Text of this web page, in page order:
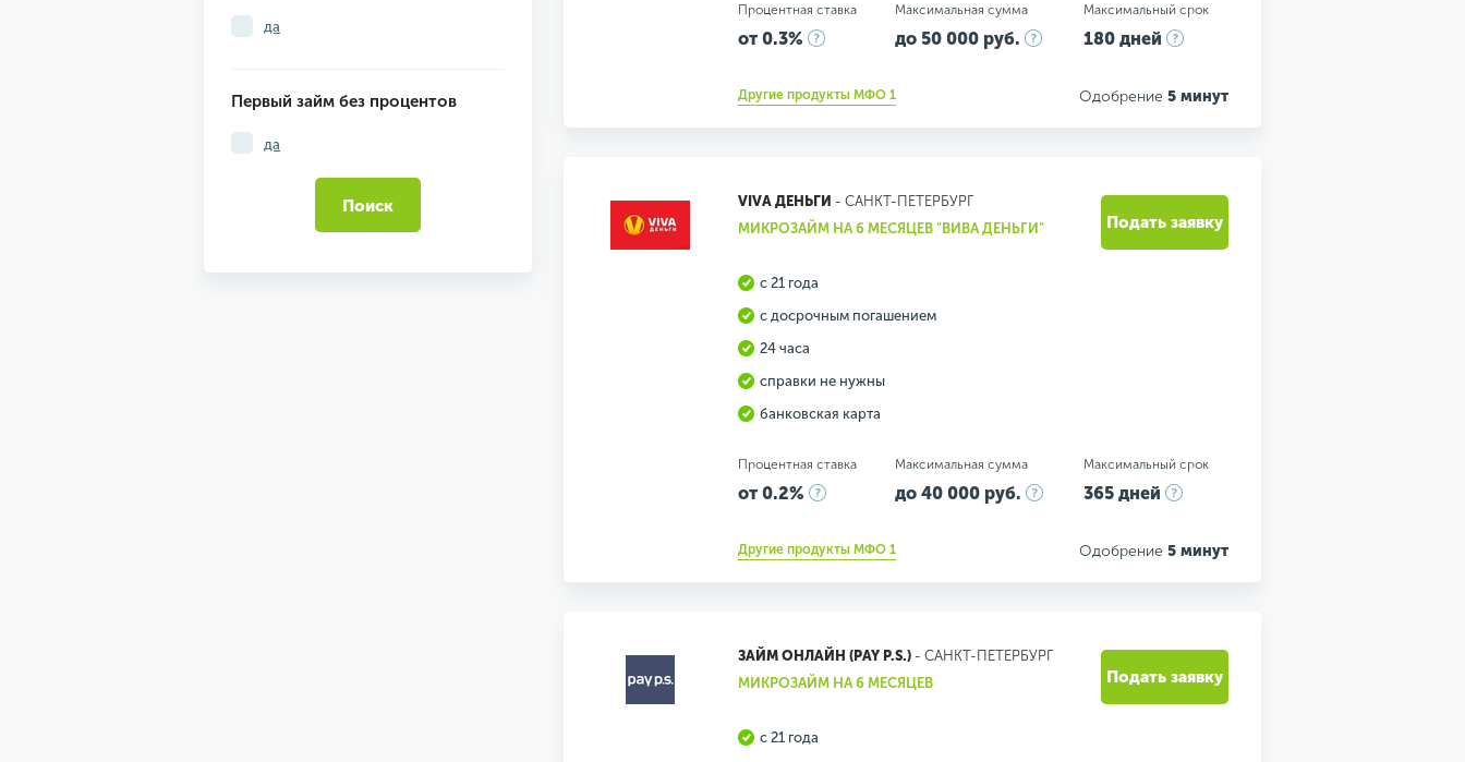
да
Первый займ без процентов
да
Поиск
Процентная ставка
от 0.3%
Максимальная сумма
до 50 000 руб.
Максимальный срок
180 дней
Другие продукты МФО 1 Одобрение 5 минут
VIVA ДЕНЬГИ - САНКТ-ПЕТЕРБУРГ
МИКРОЗАЙМ НА 6 МЕСЯЦЕВ "ВИВА ДЕНЬГИ"
с 21 года
с досрочным погашением
24 часа
справки не нужны
банковская карта
Процентная ставка
от 0.2%
Максимальная сумма
до 40 000 руб.
Максимальный срок
365 дней
Другие продукты МФО 1 Одобрение 5 минут
Подать заявку
ЗАЙМ ОНЛАЙН (PAY P.S.)- САНКТ-ПЕТЕРБУРГ
МИКРОЗАЙМ НА 6 МЕСЯЦЕВ
с 21 года
Подать заявку